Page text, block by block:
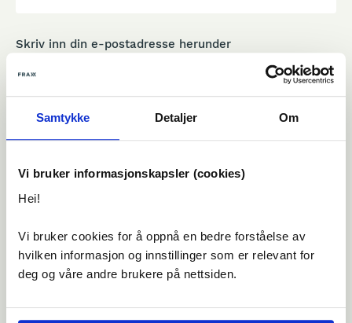
Samtykke Detaljer Om
Vi bruker informasjonskapsler (cookies)
Hei!
Vi bruker cookies for å oppnå en bedre forståelse av
hvilken informasjon og innstillinger som er relevant for
deg og våre andre brukere på nettsiden.
Skriv inn din e-postadresse herunder
Jeg har forstått og akseptert
Velge betalingsmetode
Betalingskort